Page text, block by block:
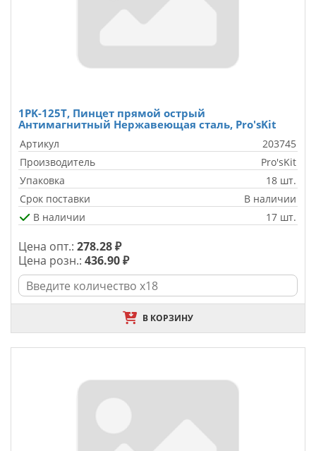
1PK-125T, Пинцет прямой острый
Антимагнитный Нержавеющая сталь, Pro'sKit
Артикул
203745
Производитель
Pro'sKit
Упаковка
18 шт.
Срок поставки
В наличии
В наличии
17 шт.
Цена опт.: 278.28 ₽
Цена розн.: 436.90 ₽
В КОРЗИНУ